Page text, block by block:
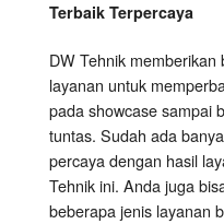
Terbaik Terpercaya
DW Tehnik memberikan
layanan untuk
pada showcase sampai
tuntas. Sudah ada
percaya dengan hasil
Tehnik ini. Anda juga
beberapa jenis layanan